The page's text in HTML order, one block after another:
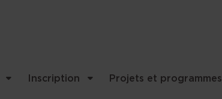
Inscription Projets et programmes